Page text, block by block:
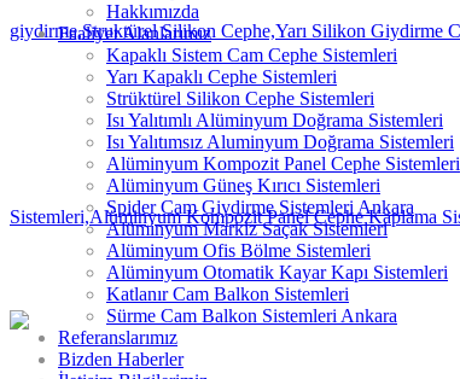
Hakkımızda
Faaliyet Alanlarımız
Kapaklı Sistem Cam Cephe Sistemleri
Yarı Kapaklı Cephe Sistemleri
Strüktürel Silikon Cephe Sistemleri
Isı Yalıtımlı Alüminyum Doğrama Sistemleri
Isı Yalıtımsız Aluminyum Doğrama Sistemleri
Alüminyum Kompozit Panel Cephe Sistemleri
Alüminyum Güneş Kırıcı Sistemleri
Spider Cam Giydirme Sistemleri Ankara
Alüminyum Markiz Saçak Sistemleri
Alüminyum Ofis Bölme Sistemleri
Alüminyum Otomatik Kayar Kapı Sistemleri
Katlanır Cam Balkon Sistemleri
Sürme Cam Balkon Sistemleri Ankara
Referanslarımız
Bizden Haberler